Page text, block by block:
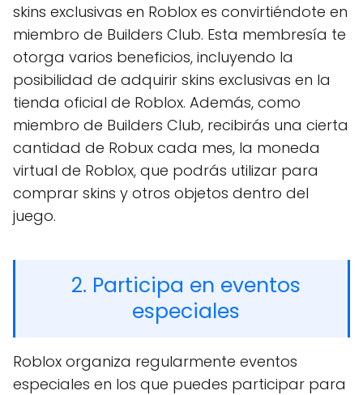
skins exclusivas en Roblox es convirtiéndote en
miembro de Builders Club. Esta membresía te
otorga varios beneficios, incluyendo la
posibilidad de adquirir skins exclusivas en la
tienda oficial de Roblox. Además, como
miembro de Builders Club, recibirás una cierta
cantidad de Robux cada mes, la moneda
virtual de Roblox, que podrás utilizar para
comprar skins y otros objetos dentro del
juego.
2. Participa en eventos
especiales
Roblox organiza regularmente eventos
especiales en los que puedes participar para